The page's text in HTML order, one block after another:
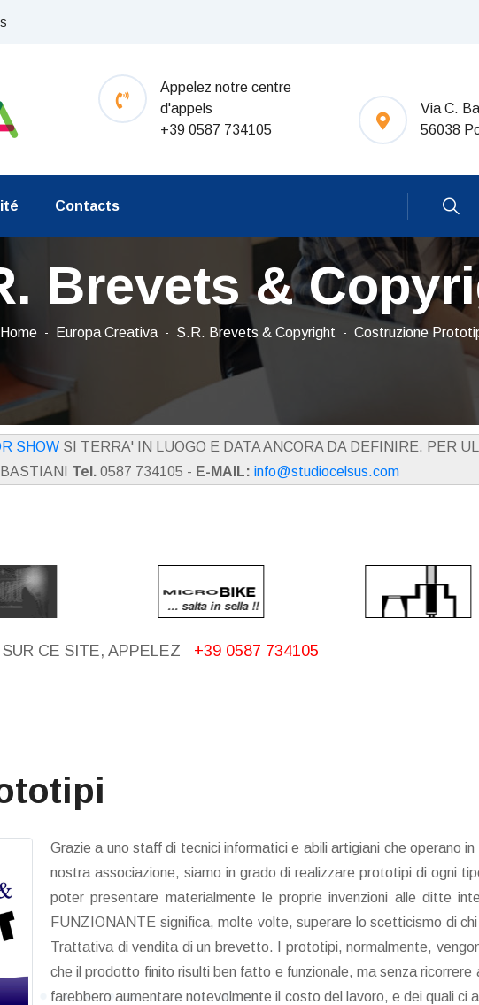
Appelez notre centre
d'appels
+39 0587 734105
Via C.
56038
Contacts
Brevets &
Home Europa Creativa S.R. Brevets & Copyright Costruzione
SHOW SI TERRA' IN LUOGO E DATA ANCORA DA DEFINIRE. PER
Tel. 0587 734105 - E-MAIL: info@studiocelsus.com
CE SITE, APPELEZ +39 0587 734105
Grazie a uno staff di tecnici informatici e abili artigiani che operano
nostra associazione, siamo in grado di realizzare prototipi di ogni
poter presentare materialmente le proprie invenzioni alle ditte
FUNZIONANTE significa, molte volte, superare lo scetticismo di
Trattativa di vendita di un brevetto. I prototipi, normalmente,
che il prodotto finito risulti ben fatto e funzionale, ma senza
farebbero aumentare notevolmente il costo del lavoro, e dei quali ci